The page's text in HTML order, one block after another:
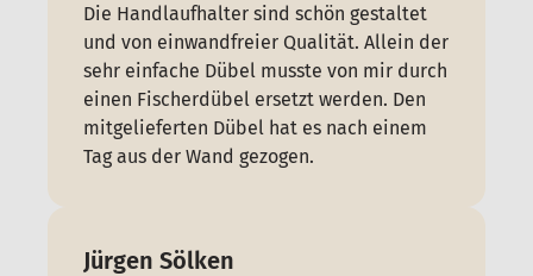
Die Handlaufhalter sind schön gestaltet
und von einwandfreier Qualität. Allein der
sehr einfache Dübel musste von mir durch
einen Fischerdübel ersetzt werden. Den
mitgelieferten Dübel hat es nach einem
Tag aus der Wand gezogen.
Jürgen Sölken